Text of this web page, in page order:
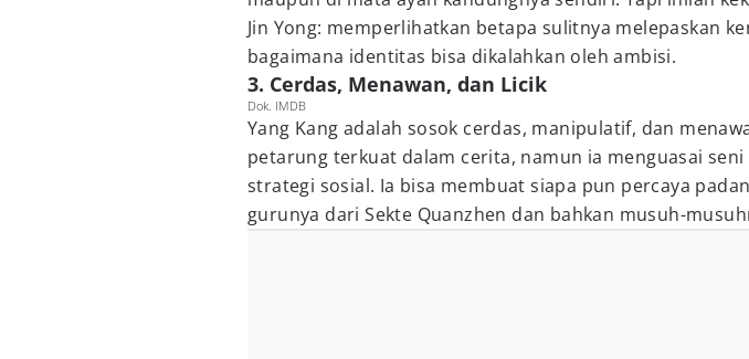
Jin Yong: memperlihatkan betapa sulitnya melepaskan
bagaimana identitas bisa dikalahkan oleh ambisi.
3. Cerdas, Menawan, dan Licik
Dok. IMDB
Yang Kang adalah sosok cerdas, manipulatif, dan
petarung terkuat dalam cerita, namun ia menguasai
strategi sosial. Ia bisa membuat siapa pun percaya
gurunya dari Sekte Quanzhen dan bahkan musuh-